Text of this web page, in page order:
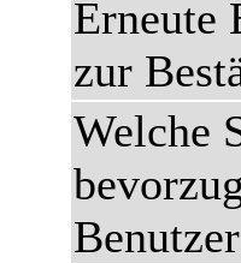
Erneute
zur
Welche